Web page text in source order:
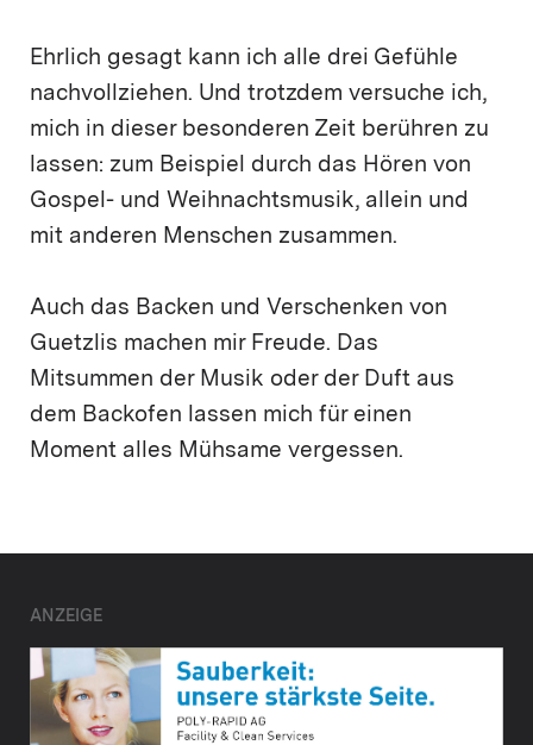
Ehrlich gesagt kann ich alle drei Gefühle
nachvollziehen. Und trotzdem versuche ich,
mich in dieser besonderen Zeit berühren zu
lassen: zum Beispiel durch das Hören von
Gospel- und Weihnachtsmusik, allein und
mit anderen Menschen zusammen.
Auch das Backen und Verschenken von
Guetzlis machen mir Freude. Das
Mitsummen der Musik oder der Duft aus
dem Backofen lassen mich für einen
Moment alles Mühsame vergessen.
ANZEIGE